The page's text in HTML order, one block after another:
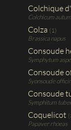
Colchique
Colchicum
Colza (1)
Brassica napus
Consoude
Symphytum
Consoude
Syonsoude
Consoude
Symphitum
Coquelicot
Papaver rhoeas